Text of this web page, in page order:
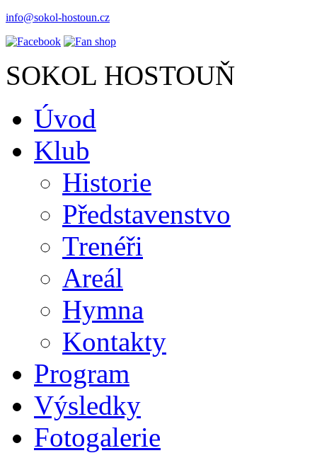
info@sokol-hostoun.cz
SOKOL HOSTOUŇ
Úvod
Klub
Historie
Představenstvo
Trenéři
Areál
Hymna
Kontakty
Program
Výsledky
Fotogalerie